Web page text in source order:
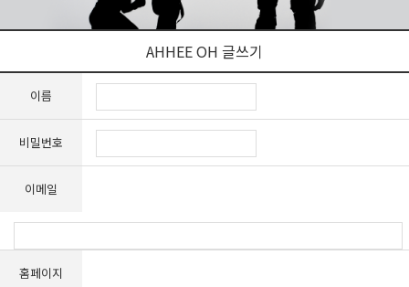
AHHEE OH 글쓰기
이름
비밀번호
이메일
홈페이지